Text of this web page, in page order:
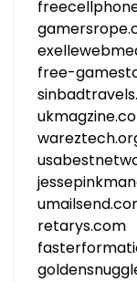
free-
retarys.com